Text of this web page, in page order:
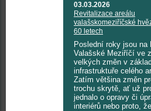
03.03.2026
Revitalizace areálu
valašskomeziříčské
60 letech
Poslední roky jsou na
Valašské Meziříčí ve
velkých změn v
infrastruktuře celého
Zatím většina změn
trochu skrytě, ať už
jednalo o opravy či
interiérů nebo proto,